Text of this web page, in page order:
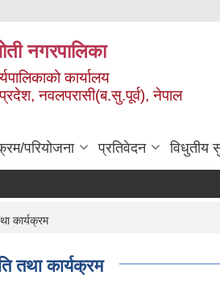
नगरपालिका
कार्यालय
नवलपरासी(ब.सु.पूर्व), नेपाल
परियोजना प्रतिवेदन विधुतीय
कार्यक्रम
तथा कार्यक्रम